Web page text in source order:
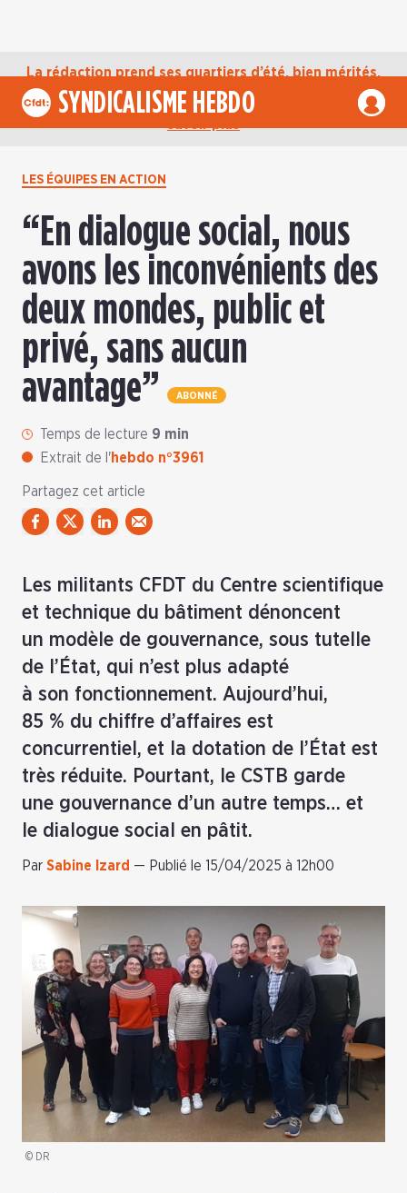
La rédaction prend ses quartiers d’été, bien mérités,
jusqu’au mardi 1er septembre. D’ici là, retrouvez
l’actualité de la CFDT sur notre compte Bluesky. En
SYNDICALISME HEBDO
LES ÉQUIPES EN ACTION
“En dialogue social, nous
avons les inconvénients des
deux mondes, public et
privé, sans aucun
avantage”
ABONNÉ
Temps de lecture 9 min
Extrait de l'hebdo n°3961
Partagez cet article
Les militants CFDT du Centre scientifique
et technique du bâtiment dénoncent
un modèle de gouvernance, sous tutelle
de l’État, qui n’est plus adapté
à son fonctionnement. Aujourd’hui,
85 % du chiffre d’affaires est
concurrentiel, et la dotation de l’État est
très réduite. Pourtant, le CSTB garde
une gouvernance d’un autre temps… et
le dialogue social en pâtit.
Par Sabine Izard — Publié le 15/04/2025 à 12h00
© DR